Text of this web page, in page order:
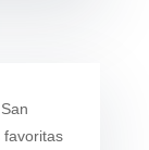
favoritas